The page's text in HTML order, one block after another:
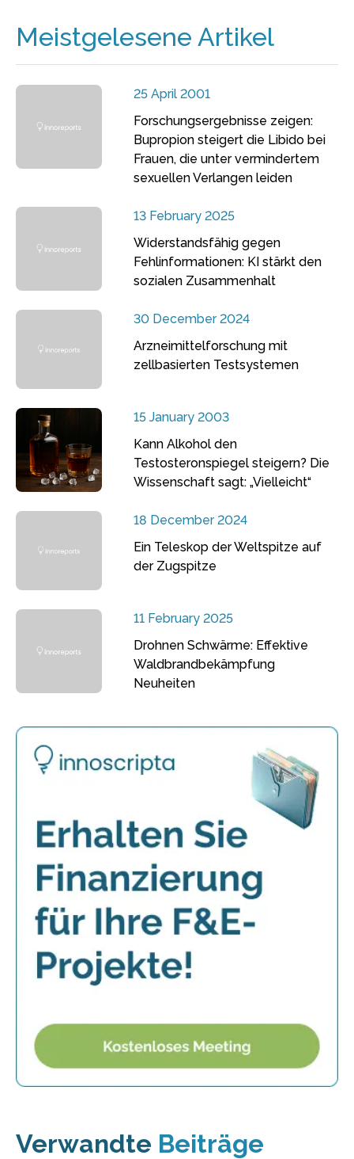
Meistgelesene Artikel
25 April 2001
Forschungsergebnisse zeigen:
Bupropion steigert die Libido bei
Frauen, die unter vermindertem
sexuellen Verlangen leiden
13 February 2025
Widerstandsfähig gegen
Fehlinformationen: KI stärkt den
sozialen Zusammenhalt
30 December 2024
Arzneimittelforschung mit
zellbasierten Testsystemen
15 January 2003
Kann Alkohol den
Testosteronspiegel steigern? Die
Wissenschaft sagt: „Vielleicht“
18 December 2024
Ein Teleskop der Weltspitze auf
der Zugspitze
11 February 2025
Drohnen Schwärme: Effektive
Waldbrandbekämpfung
Neuheiten
Verwandte Beiträge